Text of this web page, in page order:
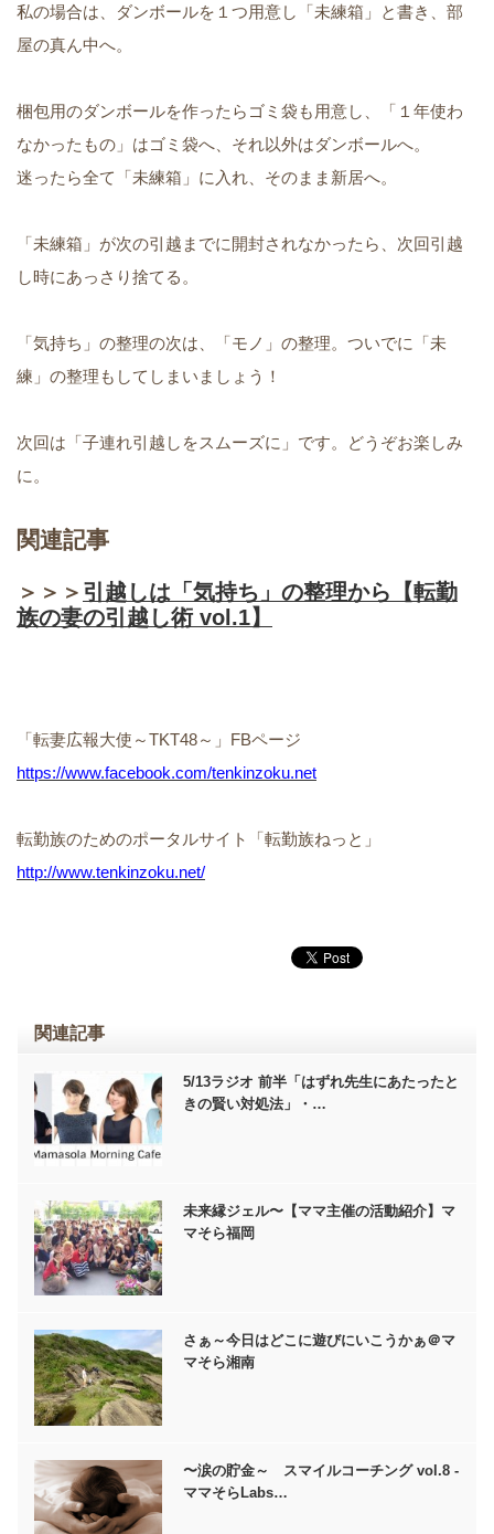
私の場合は、ダンボールを１つ用意し「未練箱」と書き、部
屋の真ん中へ。
梱包用のダンボールを作ったらゴミ袋も用意し、「１年使わ
なかったもの」はゴミ袋へ、それ以外はダンボールへ。
迷ったら全て「未練箱」に入れ、そのまま新居へ。
「未練箱」が次の引越までに開封されなかったら、次回引越
し時にあっさり捨てる。
「気持ち」の整理の次は、「モノ」の整理。ついでに「未
練」の整理もしてしまいましょう！
次回は「子連れ引越しをスムーズに」です。どうぞお楽しみ
に。
関連記事
＞＞＞ 引越しは「気持ち」の整理から【転勤
族の妻の引越し術 vol.1】
「転妻広報大使～TKT48～」FBページ
https://www.facebook.com/tenkinzoku.net
転勤族のためのポータルサイト「転勤族ねっと」
http://www.tenkinzoku.net/
関連記事
5/13ラジオ 前半「はずれ先生にあたったと
きの賢い対処法」・…
未来縁ジェル〜【ママ主催の活動紹介】マ
マそら福岡
さぁ～今日はどこに遊びにいこうかぁ＠マ
マそら湘南
〜涙の貯金～ スマイルコーチング vol.8 -
ママそらLabs…